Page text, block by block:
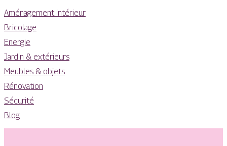
Aménagement intérieur
Bricolage
Energie
Jardin & extérieurs
Meubles & objets
Rénovation
Sécurité
Blog